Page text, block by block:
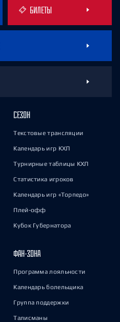
БИЛЕТЫ
СЕЗОН
Текстовые трансляции
Календарь игр КХЛ
Турнирные таблицы КХЛ
Статистика игроков
Календарь игр «Торпедо»
Плей-офф
Кубок Губернатора
ФАН-ЗОНА
Программа лояльности
Календарь болельщика
Группа поддержки
Талисманы